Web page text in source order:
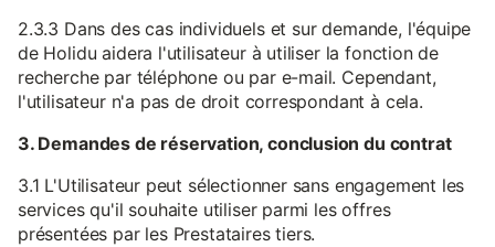
2.3.3 Dans des cas individuels et sur demande, l'équipe
de Holidu aidera l'utilisateur à utiliser la fonction de
recherche par téléphone ou par e-mail. Cependant,
l'utilisateur n'a pas de droit correspondant à cela.
3. Demandes de réservation, conclusion du contrat
3.1 L'Utilisateur peut sélectionner sans engagement les
services qu'il souhaite utiliser parmi les offres
présentées par les Prestataires tiers.